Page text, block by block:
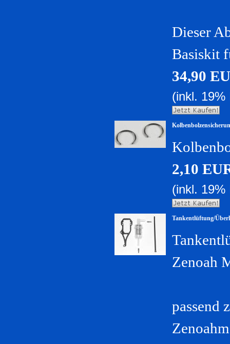
Dieser
Basiskit
34,90
(inkl.
2,10
(inkl.
Tankentlüftung/
Zenoah
passend